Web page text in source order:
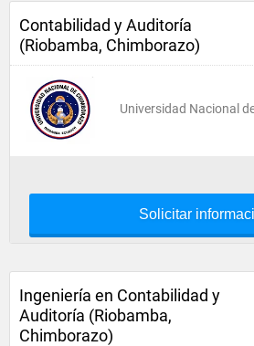
Contabilidad y Auditoría
(Riobamba, Chimborazo)
Universidad Nacional
Solicitar
Ingeniería en Contabilidad y
Auditoría (Riobamba,
Chimborazo)